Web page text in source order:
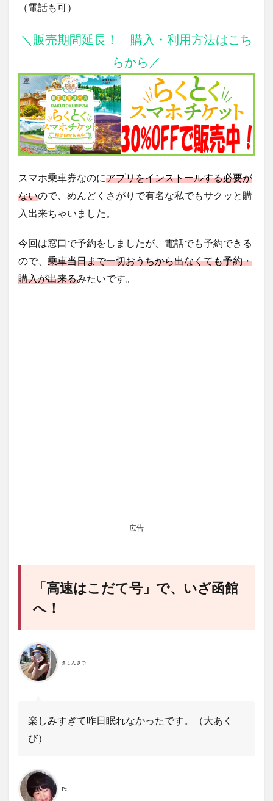
（電話も可）
＼販売期間延長！ 購入・利用方法はこち
らから／
スマホ乗車券なのにアプリをインストールする必要が
ないので、めんどくさがりで有名な私でもサクッと購
入出来ちゃいました。
今回は窓口で予約をしましたが、電話でも予約できる
ので、 乗車当日まで一切おうちから出なくても予約・
購入が出来るみたいです。
広告
「高速はこだて号」で、いざ函館
へ！
きょんさつ
楽しみすぎて昨日眠れなかったです。（大あく
び）
Pe